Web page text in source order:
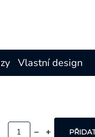
Vlastní design